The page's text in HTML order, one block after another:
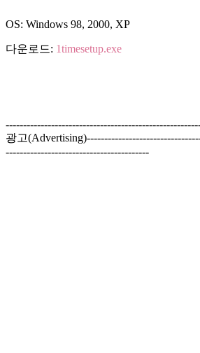
OS: Windows 98, 2000, XP
다운로드: 1timesetup.exe
광고
-----------------------------------------